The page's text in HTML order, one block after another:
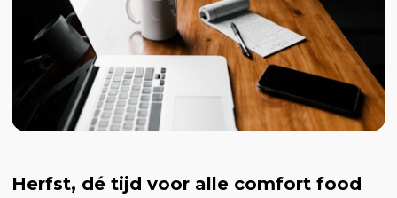
Herfst, dé tijd voor alle comfort food